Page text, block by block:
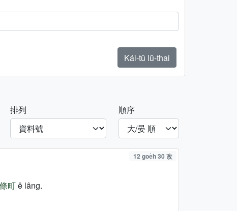
Kái-tû lū-thai
排列 順序
12 goe̍h 30 改
町ê lâng.